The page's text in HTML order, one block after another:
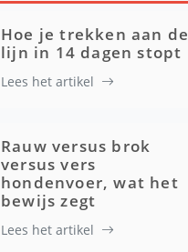
Hoe je trekken aan de
lijn in 14 dagen stopt
Lees het artikel
Rauw versus brok
versus vers
hondenvoer, wat het
bewijs zegt
Lees het artikel